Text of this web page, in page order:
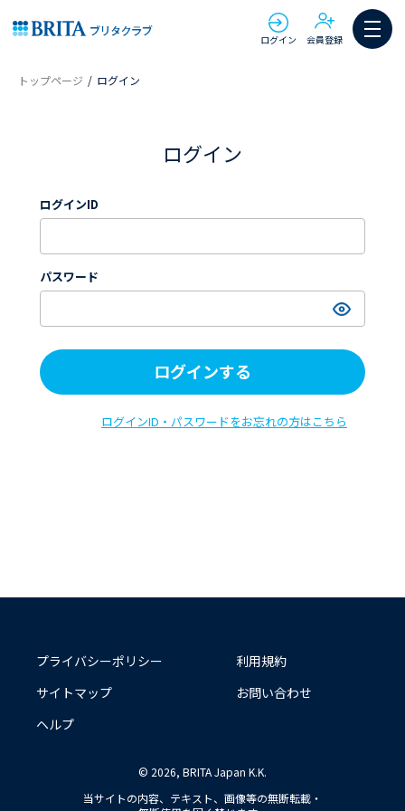
ログイン 会員登録
トップページ ログイン
ログイン
ログインID
パスワード
ログインする
ログインID・パスワードをお忘れの方はこちら
プライバシーポリシー
利用規約
サイトマップ
お問い合わせ
ヘルプ
© 2026, BRITA Japan K.K.
当サイトの内容、テキスト、画像等の無断転載・